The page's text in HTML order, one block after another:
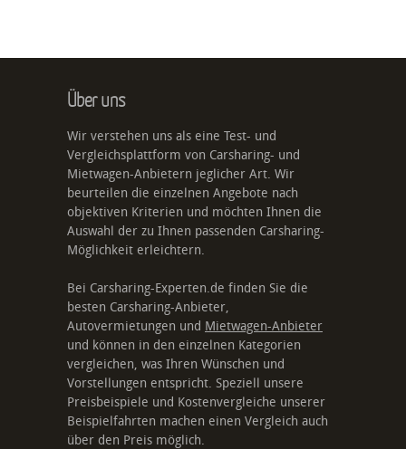
Über uns
Wir verstehen uns als eine Test- und
Vergleichsplattform von Carsharing- und
Mietwagen-Anbietern jeglicher Art. Wir
beurteilen die einzelnen Angebote nach
objektiven Kriterien und möchten Ihnen die
Auswahl der zu Ihnen passenden Carsharing-
Möglichkeit erleichtern.
Bei Carsharing-Experten.de finden Sie die
besten Carsharing-Anbieter,
Autovermietungen und Mietwagen-Anbieter
und können in den einzelnen Kategorien
vergleichen, was Ihren Wünschen und
Vorstellungen entspricht. Speziell unsere
Preisbeispiele und Kostenvergleiche unserer
Beispielfahrten machen einen Vergleich auch
über den Preis möglich.